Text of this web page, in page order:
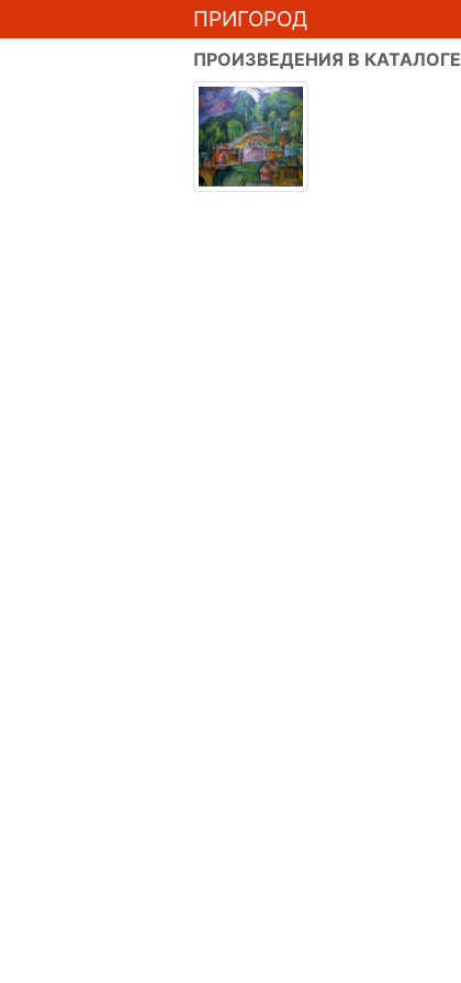
ПРИГОРОД
ПРОИЗВЕДЕНИЯ В КАТАЛОГЕ